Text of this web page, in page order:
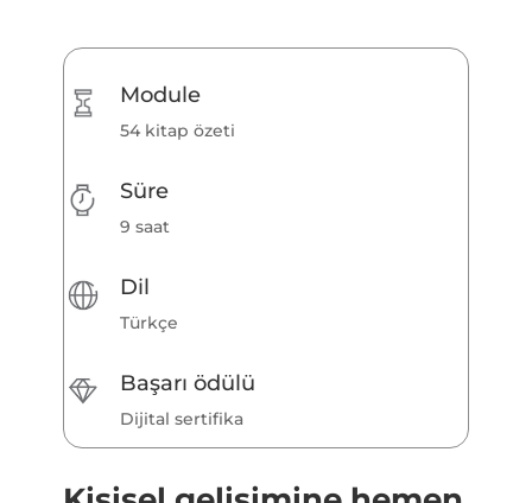
Module
54 kitap özeti
Süre
9 saat
Dil
Türkçe
Başarı ödülü
Dijital sertifika